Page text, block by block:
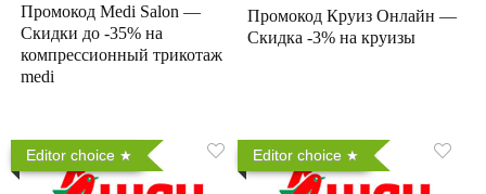
Промокод Medi Salon —
Скидки до -35% на
компрессионный трикотаж
medi
Промокод Круиз Онлайн —
Скидка -3% на круизы
Editor choice Editor choice